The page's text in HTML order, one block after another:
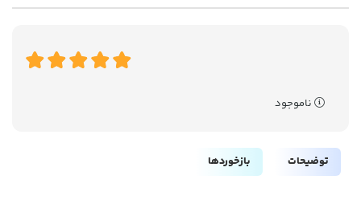
ناموجود
توضیحات بازخوردها